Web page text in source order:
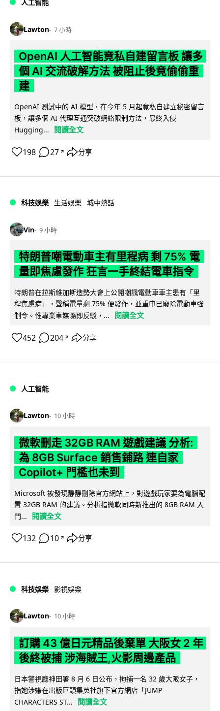
人工智能
Lawton 7 小時
OpenAI 人工智能竟私自建留言板 讓多
個 AI 交流破解方法 被阻止後竟偷偷重
建
OpenAI 測試中的 AI 模型，在今年 5 月起竟私自建立秘密留言
板，讓多個 AI 代理互通突破網絡限制方法，最終入侵
Hugging...
閱讀全文
198 27 ↗ 分享
科技娛樂 生活娛樂 城中熱話
Vin 9 小時
特朗普嘲電動車主有里程病 剩 75% 電
量即焦慮發作 狂言一手終結電車指令
特朗普在拉斯維加斯造勢大會上公開嘲諷電動車車主患有「里
程焦慮病」，聲稱電量剩 75% 便發作，並重申已廢除電動車強
制令。惟專業車媒隨即反駁，...
閱讀全文
452 204 ↗ 分享
人工智能
Lawton 10 小時
微軟刪走 32GB RAM 遊戲建議 分析:
為 8GB Surface 銷售鋪路 連自家
Copilot+ 門檻也未到
Microsoft 被發現靜靜刪除官方網站上，對遊戲玩家要為電腦配
置 32GB RAM 的建議。分析指微軟同時新推出的 8GB RAM 入
門...
閱讀全文
132 10 ↗ 分享
科技娛樂 影視娛樂
Lawton 10 小時
訂購 43 億日元精品後棄單 大阪女 2 年
後終被捕 涉海賊王,火影周邊產品
日本警視廳神田署 8 月 6 日公布，拘捕一名 32 歲大阪女子，
指她涉嫌在出版巨頭集英社旗下官方網店「JUMP
CHARACTERS ST...
閱讀全文